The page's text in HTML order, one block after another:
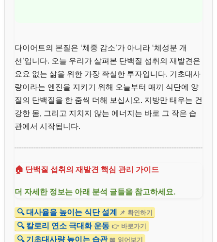
다이어트의 본질은 ‘체중 감소’가 아니라 ‘체성분 개
선’입니다. 오늘 우리가 살펴본 단백질 섭취의 재발견은
요요 없는 삶을 위한 가장 확실한 투자입니다. 기초대사
량이라는 엔진을 지키기 위해 오늘부터 매끼 식단에 양
질의 단백질을 한 줌씩 더해 보십시오. 지방만 태우는 건
강한 몸, 그리고 지치지 않는 에너지는 바로 그 작은 습
관에서 시작됩니다.
🏠 단백질 섭취의 재발견 핵심 관리 가이드
더 자세한 정보는 아래 분석 글들을 참고하세요.
🔍 대사율을 높이는 식단 설계 📌 확인하기
🔍 칼로리 연소 극대화 운동 👉 바로가기
🔍 기초대사량 높이는 습관 📖 읽어보기